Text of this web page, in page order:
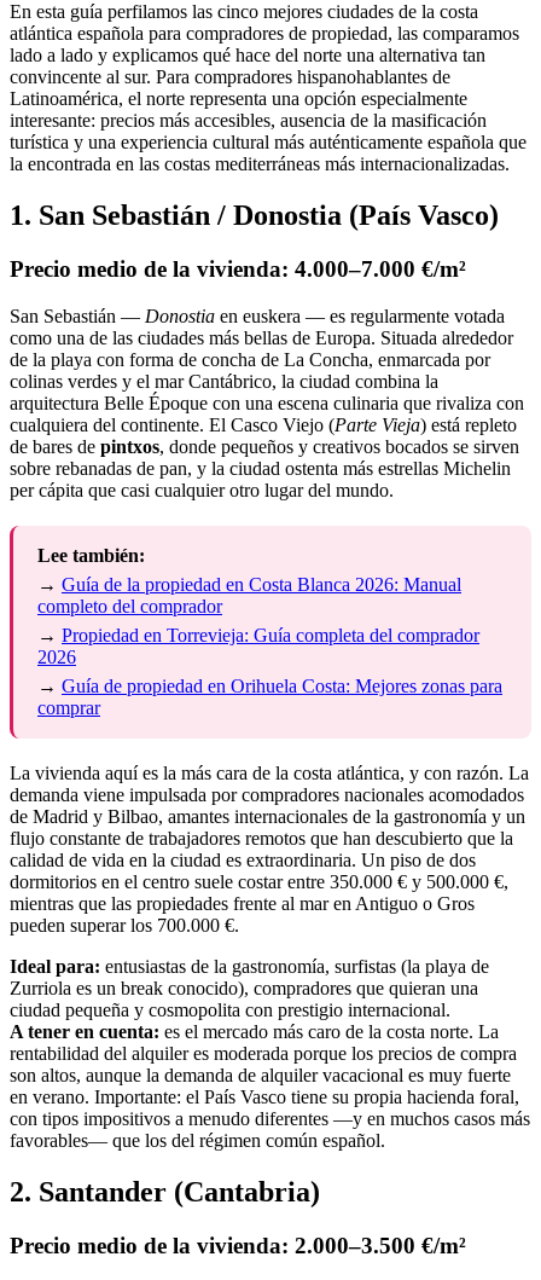
En esta guía perfilamos las cinco mejores ciudades de la costa
atlántica española para compradores de propiedad, las comparamos
lado a lado y explicamos qué hace del norte una alternativa tan
convincente al sur. Para compradores hispanohablantes de
Latinoamérica, el norte representa una opción especialmente
interesante: precios más accesibles, ausencia de la masificación
turística y una experiencia cultural más auténticamente española que
la encontrada en las costas mediterráneas más internacionalizadas.
1. San Sebastián / Donostia (País Vasco)
Precio medio de la vivienda: 4.000–7.000 €/m²
San Sebastián — Donostia en euskera — es regularmente votada
como una de las ciudades más bellas de Europa. Situada alrededor
de la playa con forma de concha de La Concha, enmarcada por
colinas verdes y el mar Cantábrico, la ciudad combina la
arquitectura Belle Époque con una escena culinaria que rivaliza con
cualquiera del continente. El Casco Viejo (Parte Vieja) está repleto
de bares de pintxos, donde pequeños y creativos bocados se sirven
sobre rebanadas de pan, y la ciudad ostenta más estrellas Michelin
per cápita que casi cualquier otro lugar del mundo.
Lee también:
→ Guía de la propiedad en Costa Blanca 2026: Manual
completo del comprador
→ Propiedad en Torrevieja: Guía completa del comprador
2026
→ Guía de propiedad en Orihuela Costa: Mejores zonas para
comprar
La vivienda aquí es la más cara de la costa atlántica, y con razón. La
demanda viene impulsada por compradores nacionales acomodados
de Madrid y Bilbao, amantes internacionales de la gastronomía y un
flujo constante de trabajadores remotos que han descubierto que la
calidad de vida en la ciudad es extraordinaria. Un piso de dos
dormitorios en el centro suele costar entre 350.000 € y 500.000 €,
mientras que las propiedades frente al mar en Antiguo o Gros
pueden superar los 700.000 €.
Ideal para: entusiastas de la gastronomía, surfistas (la playa de
Zurriola es un break conocido), compradores que quieran una
ciudad pequeña y cosmopolita con prestigio internacional.
A tener en cuenta: es el mercado más caro de la costa norte. La
rentabilidad del alquiler es moderada porque los precios de compra
son altos, aunque la demanda de alquiler vacacional es muy fuerte
en verano. Importante: el País Vasco tiene su propia hacienda foral,
con tipos impositivos a menudo diferentes —y en muchos casos más
favorables— que los del régimen común español.
2. Santander (Cantabria)
Precio medio de la vivienda: 2.000–3.500 €/m²